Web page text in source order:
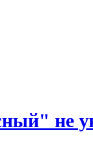
не